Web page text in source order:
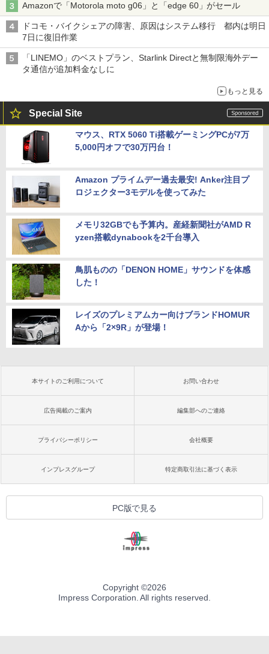
Amazonで「Motorola moto g06」と「edge 60」がセール
ドコモ・バイクシェアの障害、原因はシステム移行 都内は明日
7日に復旧作業
「LINEMO」のベストプラン、Starlink Directと無制限海外デー
タ通信が追加料金なしに
もっと見る
Special Site
マウス、RTX 5060 Ti搭載ゲーミングPCが7万
5,000円オフで30万円台！
Amazon プライムデー過去最安! Anker注目プ
ロジェクター3モデルを使ってみた
メモリ32GBでも予算内。産経新聞社がAMD R
yzen搭載dynabookを2千台導入
鳥肌ものの「DENON HOME」サウンドを体感
した！
レイズのプレミアムカー向けブランドHOMUR
Aから「2×9R」が登場！
本サイトのご利用について お問い合わせ
広告掲載のご案内 編集部へのご連絡
プライバシーポリシー 会社概要
インプレスグループ 特定商取引法に基づく表示
PC版で見る
Copyright ©2026
Impress Corporation. All rights reserved.